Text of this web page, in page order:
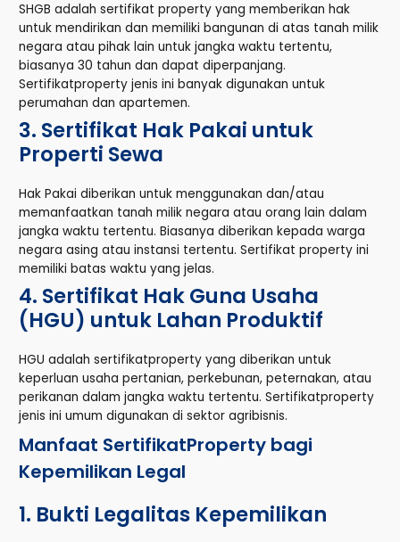
SHGB adalah sertifikat property yang memberikan hak
untuk mendirikan dan memiliki bangunan di atas tanah milik
negara atau pihak lain untuk jangka waktu tertentu,
biasanya 30 tahun dan dapat diperpanjang.
Sertifikatproperty jenis ini banyak digunakan untuk
perumahan dan apartemen.
3. Sertifikat Hak Pakai untuk
Properti Sewa
Hak Pakai diberikan untuk menggunakan dan/atau
memanfaatkan tanah milik negara atau orang lain dalam
jangka waktu tertentu. Biasanya diberikan kepada warga
negara asing atau instansi tertentu. Sertifikat property ini
memiliki batas waktu yang jelas.
4. Sertifikat Hak Guna Usaha
(HGU) untuk Lahan Produktif
HGU adalah sertifikatproperty yang diberikan untuk
keperluan usaha pertanian, perkebunan, peternakan, atau
perikanan dalam jangka waktu tertentu. Sertifikatproperty
jenis ini umum digunakan di sektor agribisnis.
Manfaat SertifikatProperty bagi
Kepemilikan Legal
1. Bukti Legalitas Kepemilikan